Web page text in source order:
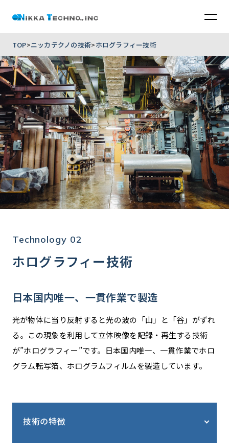
TOP ニッカテクノの技術 ホログラフィー技術
Technology 02
ホログラフィー技術
日本国内唯一、一貫作業で製造
光が物体に当り反射すると光の波の「山」と「谷」がずれ
る。この現象を利用して立体映像を記録・再生する技術
が”ホログラフィー”です。日本国内唯一、一貫作業でホロ
グラム転写箔、ホログラムフィルムを製造しています。
技術の特徴